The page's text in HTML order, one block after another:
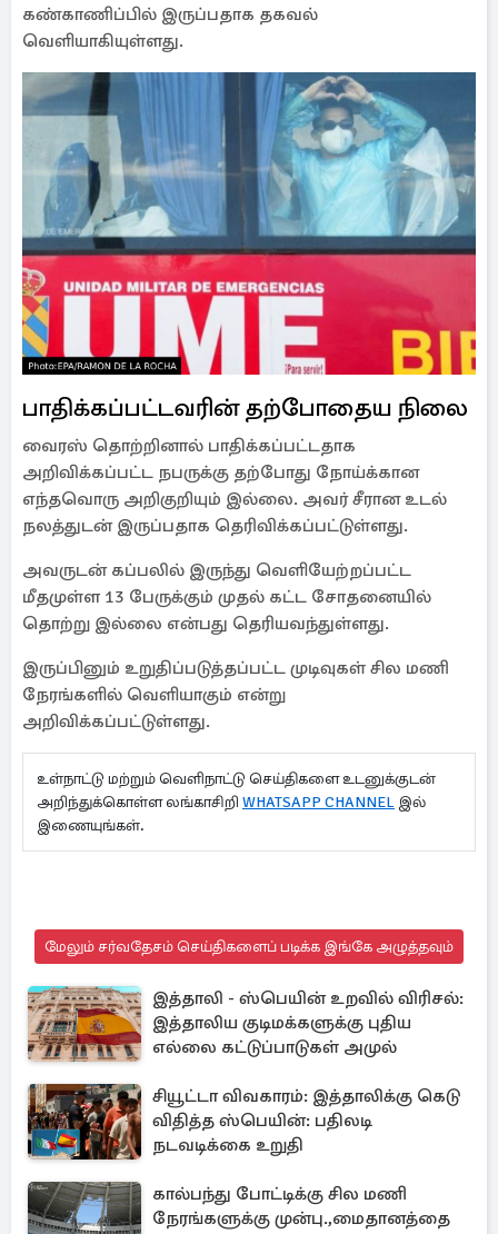
கண்காணிப்பில் இருப்பதாக தகவல்
வெளியாகியுள்ளது.
பாதிக்கப்பட்டவரின் தற்போதைய நிலை
வைரஸ் தொற்றினால் பாதிக்கப்பட்டதாக
அறிவிக்கப்பட்ட நபருக்கு தற்போது நோய்க்கான
எந்தவொரு அறிகுறியும் இல்லை. அவர் சீரான உடல்
நலத்துடன் இருப்பதாக தெரிவிக்கப்பட்டுள்ளது.
அவருடன் கப்பலில் இருந்து வெளியேற்றப்பட்ட
மீதமுள்ள 13 பேருக்கும் முதல் கட்ட சோதனையில்
தொற்று இல்லை என்பது தெரியவந்துள்ளது.
இருப்பினும் உறுதிப்படுத்தப்பட்ட முடிவுகள் சில மணி
நேரங்களில் வெளியாகும் என்று
அறிவிக்கப்பட்டுள்ளது.
உள்நாட்டு மற்றும் வெளிநாட்டு செய்திகளை உடனுக்குடன்
அறிந்துக்கொள்ள லங்காசிறி WHATSAPP CHANNEL இல்
இணையுங்கள்.
மேலும் சர்வதேசம் செய்திகளைப் படிக்க இங்கே அழுத்தவும்
இத்தாலி - ஸ்பெயின் உறவில் விரிசல்:
இத்தாலிய குடிமக்களுக்கு புதிய
எல்லை கட்டுப்பாடுகள் அமுல்
சியூட்டா விவகாரம்: இத்தாலிக்கு கெடு
விதித்த ஸ்பெயின்: பதிலடி
நடவடிக்கை உறுதி
கால்பந்து போட்டிக்கு சில மணி
நேரங்களுக்கு முன்பு.,மைதானத்தை